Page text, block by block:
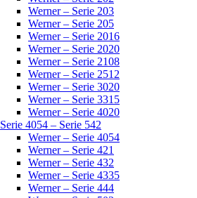
Werner – Serie 203
Werner – Serie 205
Werner – Serie 2016
Werner – Serie 2020
Werner – Serie 2108
Werner – Serie 2512
Werner – Serie 3020
Werner – Serie 3315
Werner – Serie 4020
Serie 4054 – Serie 542
Werner – Serie 4054
Werner – Serie 421
Werner – Serie 432
Werner – Serie 4335
Werner – Serie 444